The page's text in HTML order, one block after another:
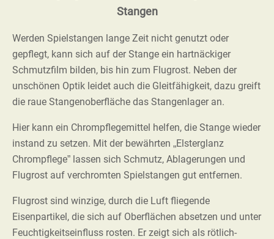
Stangen
Werden Spielstangen lange Zeit nicht genutzt oder
gepflegt, kann sich auf der Stange ein hartnäckiger
Schmutzfilm bilden, bis hin zum Flugrost. Neben der
unschönen Optik leidet auch die Gleitfähigkeit, dazu greift
die raue Stangenoberfläche das Stangenlager an.
Hier kann ein Chrompflegemittel helfen, die Stange wieder
instand zu setzen. Mit der bewährten „Elsterglanz
Chrompflege” lassen sich Schmutz, Ablagerungen und
Flugrost auf verchromten Spielstangen gut entfernen.
Flugrost sind winzige, durch die Luft fliegende
Eisenpartikel, die sich auf Oberflächen absetzen und unter
Feuchtigkeitseinfluss rosten. Er zeigt sich als rötlich-